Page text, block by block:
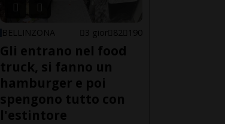
BELLINZONA 3 gior 82 190
Gli entrano nel food
truck, si fanno un
hamburger e poi
spengono tutto con
l'estintore